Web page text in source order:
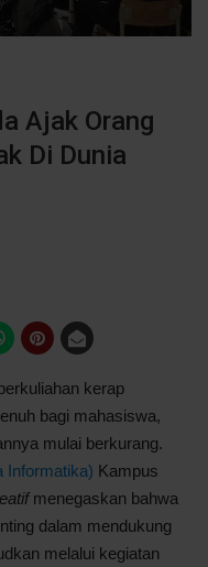
Ajak Orang
Di Dunia
kerap
bagi mahasiswa,
mulai berkurang.
Informatika) Kampus
menegaskan bahwa
dalam mendukung
melalui kegiatan